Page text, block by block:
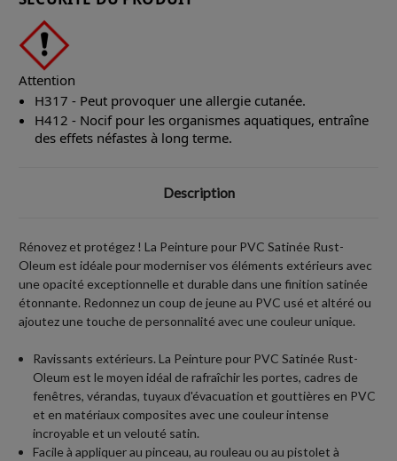
Attention
H317 - Peut provoquer une allergie cutanée.
H412 - Nocif pour les organismes aquatiques, entraîne
des effets néfastes à long terme.
Description
Rénovez et protégez ! La Peinture pour PVC Satinée Rust-
Oleum est idéale pour moderniser vos éléments extérieurs avec
une opacité exceptionnelle et durable dans une finition satinée
étonnante. Redonnez un coup de jeune au PVC usé et altéré ou
ajoutez une touche de personnalité avec une couleur unique.
Ravissants extérieurs. La Peinture pour PVC Satinée Rust-
Oleum est le moyen idéal de rafraîchir les portes, cadres de
fenêtres, vérandas, tuyaux d'évacuation et gouttières en PVC
et en matériaux composites avec une couleur intense
incroyable et un velouté satin.
Facile à appliquer au pinceau, au rouleau ou au pistolet à